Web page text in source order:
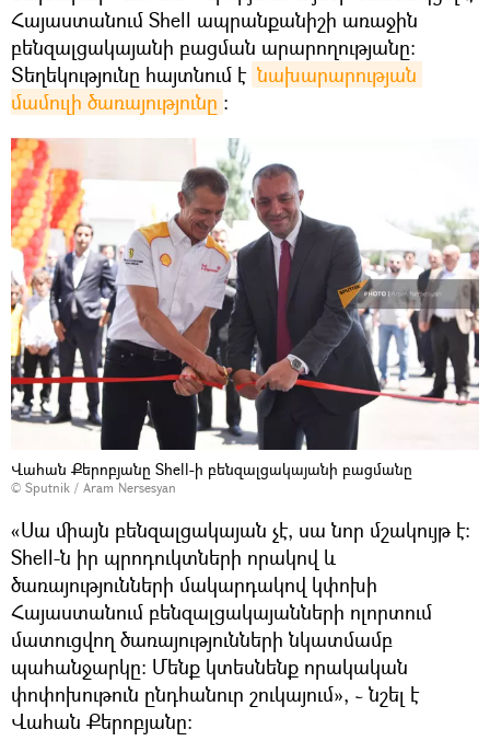
Հայաստանում Shell ապրանքանիշի առաջին
բենզալցակայանի բացման արարողությանը։
Տեղեկությունը հայտնում է նախարարության
մամուլի ծառայությունը ։
Վահան Քերոբյանը Shell-ի բենզալցակայանի բացմանը
© Sputnik / Aram Nersesyan
«Սա միայն բենզալցակայան չէ, սա նոր մշակույթ է։
Shell-ն իր պրոդուկտների որակով և
ծառայությունների մակարդակով կփոխի
Հայաստանում բենզալցակայանների ոլորտում
մատուցվող ծառայությունների նկատմամբ
պահանջարկը։ Մենք կտեսնենք որակական
փոփոխութուն ընդհանուր շուկայում», ֊ նշել է
Վահան Քերոբյանը։